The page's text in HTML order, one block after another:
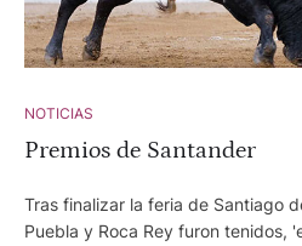
NOTICIAS
Premios de Santander
Tras finalizar la feria de Santiago
Puebla y Roca Rey furon tenidos,